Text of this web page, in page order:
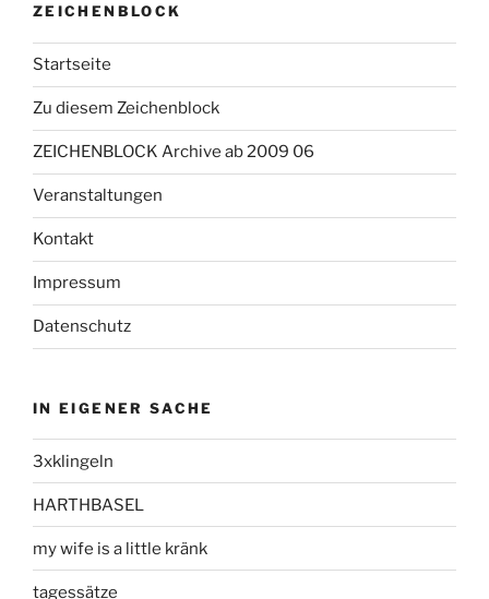
ZEICHENBLOCK
Startseite
Zu diesem Zeichenblock
ZEICHENBLOCK Archive ab 2009 06
Veranstaltungen
Kontakt
Impressum
Datenschutz
IN EIGENER SACHE
3xklingeln
HARTHBASEL
my wife is a little kränk
tagessätze